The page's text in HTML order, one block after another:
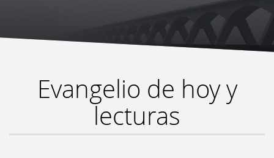
Evangelio de hoy y
lecturas